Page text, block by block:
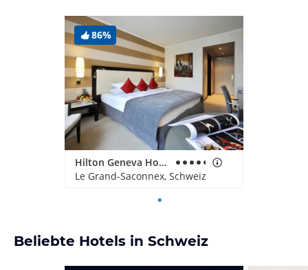
86%
Hilton Geneva Hotel & Conference Centre
Le Grand-Saconnex, Schweiz
Beliebte Hotels in Schweiz